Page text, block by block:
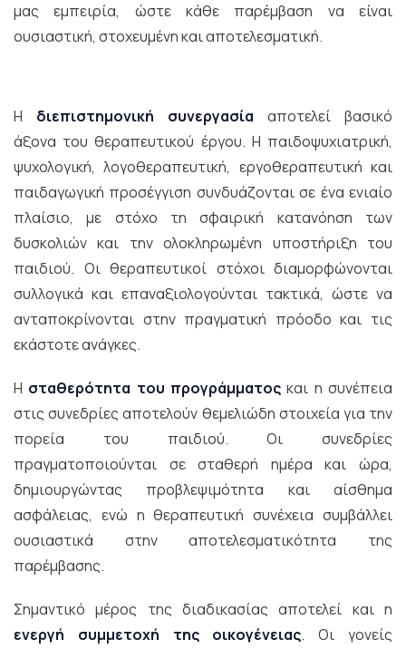
μας εμπειρία, ώστε κάθε παρέμβαση να είναι
ουσιαστική, στοχευμένη και αποτελεσματική.
Η διεπιστημονική συνεργασία αποτελεί βασικό
άξονα του θεραπευτικού έργου. Η παιδοψυχιατρική,
ψυχολογική, λογοθεραπευτική, εργοθεραπευτική και
παιδαγωγική προσέγγιση συνδυάζονται σε ένα ενιαίο
πλαίσιο, με στόχο τη σφαιρική κατανόηση των
δυσκολιών και την ολοκληρωμένη υποστήριξη του
παιδιού. Οι θεραπευτικοί στόχοι διαμορφώνονται
συλλογικά και επαναξιολογούνται τακτικά, ώστε να
ανταποκρίνονται στην πραγματική πρόοδο και τις
εκάστοτε ανάγκες.
Η σταθερότητα του προγράμματος και η συνέπεια
στις συνεδρίες αποτελούν θεμελιώδη στοιχεία για την
πορεία του παιδιού. Οι συνεδρίες
πραγματοποιούνται σε σταθερή ημέρα και ώρα,
δημιουργώντας προβλεψιμότητα και αίσθημα
ασφάλειας, ενώ η θεραπευτική συνέχεια συμβάλλει
ουσιαστικά στην αποτελεσματικότητα της
παρέμβασης.
Σημαντικό μέρος της διαδικασίας αποτελεί και η
ενεργή συμμετοχή της οικογένειας. Οι γονείς